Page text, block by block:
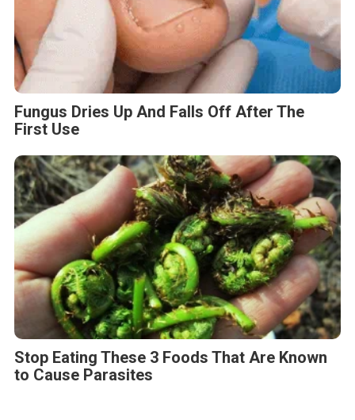
Fungus Dries Up And Falls Off After The
First Use
Stop Eating These 3 Foods That Are Known
to Cause Parasites